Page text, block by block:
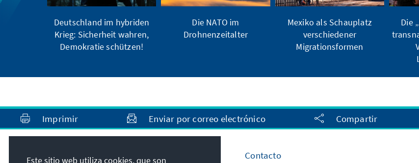
Deutschland im hybriden
Krieg: Sicherheit wahren,
Demokratie schützen!
Die NATO im
Drohnenzeitalter
Mexiko als Schauplatz
verschiedener
Migrationsformen
Die
Imprimir Enviar por correo electrónico Compartir
Dirección Contacto
Este sitio web utiliza cookies, que son